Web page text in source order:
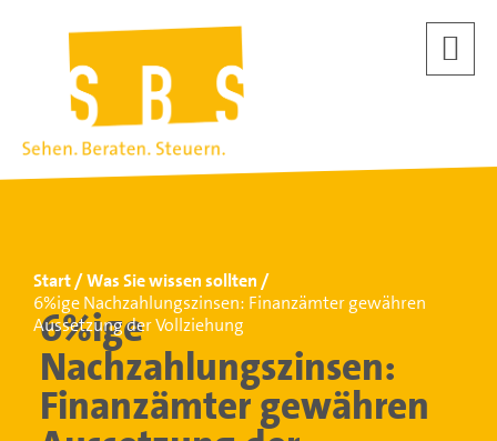
Start
Was Sie wissen sollten
6%ige Nachzahlungszinsen: Finanzämter gewähren
Aussetzung der Vollziehung
6%ige
Nachzahlungszinsen:
Finanzämter gewähren